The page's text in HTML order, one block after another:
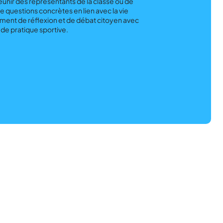
questions concrètes en lien avec la vie
de réflexion et de débat citoyen avec
pratique sportive.